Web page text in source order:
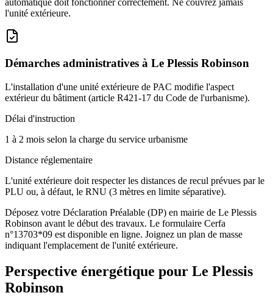
l'unité extérieure.
Démarches administratives à Le Plessis Robinson
L'installation d'une unité extérieure de PAC modifie l'aspect
extérieur du bâtiment (article R421-17 du Code de l'urbanisme).
Délai d'instruction
1 à 2 mois selon la charge du service urbanisme
Distance réglementaire
L'unité extérieure doit respecter les distances de recul prévues par le
PLU ou, à défaut, le RNU (3 mètres en limite séparative).
Déposez votre Déclaration Préalable (DP) en mairie de Le Plessis
Robinson avant le début des travaux. Le formulaire Cerfa
n°13703*09 est disponible en ligne. Joignez un plan de masse
indiquant l'emplacement de l'unité extérieure.
Perspective énergétique pour Le Plessis
Robinson